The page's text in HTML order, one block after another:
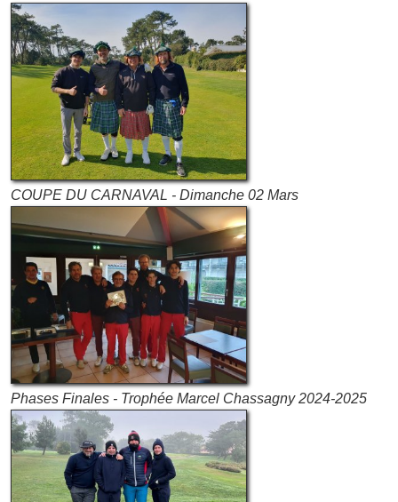
COUPE DU CARNAVAL - Dimanche 02 Mars
Phases Finales - Trophée Marcel Chassagny 2024-2025